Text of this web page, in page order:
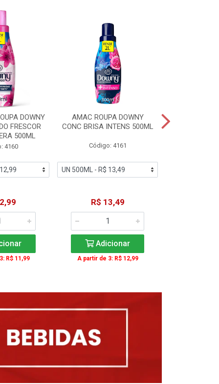
DOWNY
FRESCOR
500ML
4160
R$ 11,99
AMAC ROUPA DOWNY
CONC BRISA INTENS 500ML
Código: 4161
R$ 13,49
Adicionar
A partir de 3: R$ 12,99